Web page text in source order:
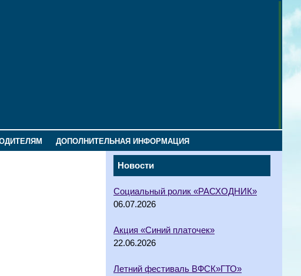
ДОПОЛНИТЕЛЬНАЯ ИНФОРМАЦИЯ
Новости
Социальный ролик «РАСХОДНИК»
06.07.2026
Акция «Синий платочек»
22.06.2026
Летний фестиваль ВФСК»ГТО»